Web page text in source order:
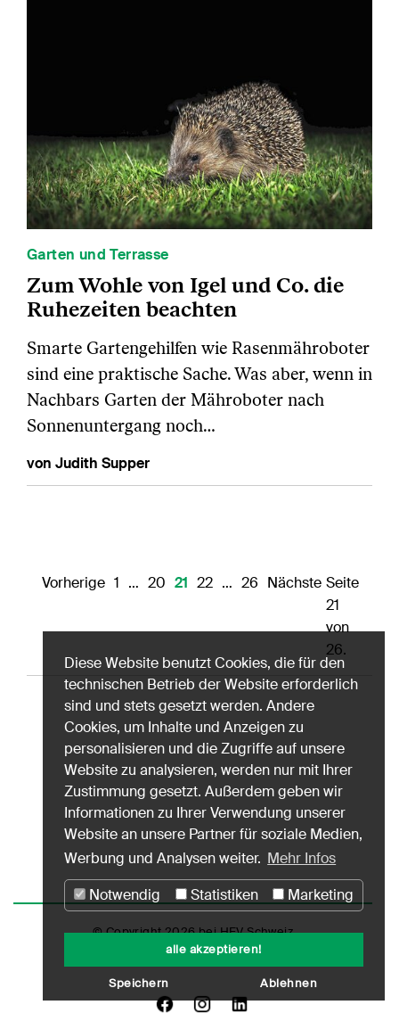
Garten und Terrasse
Zum Wohle von Igel und Co. die
Ruhezeiten beachten
Smarte Gartengehilfen wie Rasenmähroboter
sind eine praktische Sache. Was aber, wenn in
Nachbars Garten der Mähroboter nach
Sonnenuntergang noch…
von Judith Supper
Seite
21
von
26.
Vorherige 1 … 20 21 22 … 26 Nächste
© Copyright 2026 bei HEV Schweiz
Datenschutz Nutzungshinweise
Diese Website benutzt Cookies, die für den
technischen Betrieb der Website erforderlich
sind und stets gesetzt werden. Andere
Cookies, um Inhalte und Anzeigen zu
personalisieren und die Zugriffe auf unsere
Website zu analysieren, werden nur mit Ihrer
Zustimmung gesetzt. Außerdem geben wir
Informationen zu Ihrer Verwendung unserer
Website an unsere Partner für soziale Medien,
Werbung und Analysen weiter. Mehr Infos
Notwendig
Statistiken Marketing
alle akzeptieren!
Speichern Ablehnen